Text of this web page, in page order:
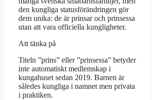
den kungliga statusförändringen gör
dem unika: de är prinsar och prinsessa
utan att vara officiella kungligheter.
Att tänka på
Titeln ”prins” eller ”prinsessa” betyder
inte automatiskt medlemskap i
kungahuset sedan 2019. Barnen är
således kungliga i namnet men privata
i praktiken.